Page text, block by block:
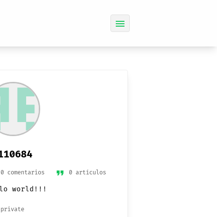
menu
0 comentarios format_quote 0 artículos
world!!!
private